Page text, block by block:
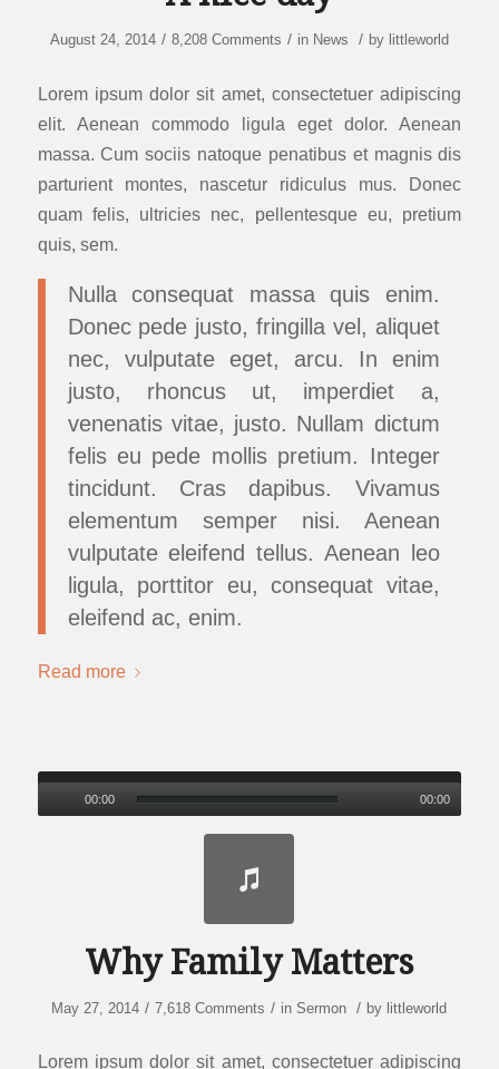
August 24, 2014 / 8,208 Comments / in News / by littleworld
Lorem ipsum dolor sit amet, consectetuer adipiscing
elit. Aenean commodo ligula eget dolor. Aenean
massa. Cum sociis natoque penatibus et magnis dis
parturient montes, nascetur ridiculus mus. Donec
quam felis, ultricies nec, pellentesque eu, pretium
quis, sem.
Nulla consequat massa quis enim.
Donec pede justo, fringilla vel, aliquet
nec, vulputate eget, arcu. In enim
justo, rhoncus ut, imperdiet a,
venenatis vitae, justo. Nullam dictum
felis eu pede mollis pretium. Integer
tincidunt. Cras dapibus. Vivamus
elementum semper nisi. Aenean
vulputate eleifend tellus. Aenean leo
ligula, porttitor eu, consequat vitae,
eleifend ac, enim.
Read more
00:00 00:00
Why Family Matters
May 27, 2014 / 7,618 Comments / in Sermon / by littleworld
Lorem ipsum dolor sit amet, consectetuer adipiscing